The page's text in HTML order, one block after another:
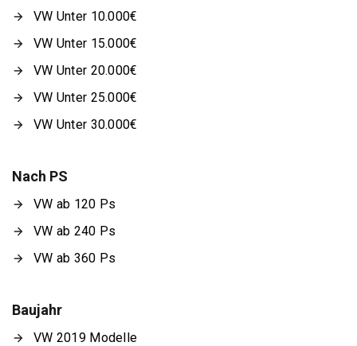
VW Unter 10.000€
VW Unter 15.000€
VW Unter 20.000€
VW Unter 25.000€
VW Unter 30.000€
Nach PS
VW ab 120 Ps
VW ab 240 Ps
VW ab 360 Ps
Baujahr
VW 2019 Modelle